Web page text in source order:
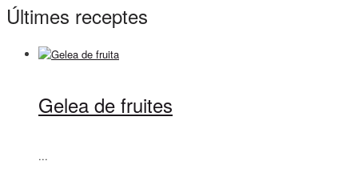
Últimes receptes
Gelea de fruites
...